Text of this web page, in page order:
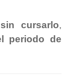
cursarlo,
periodo de